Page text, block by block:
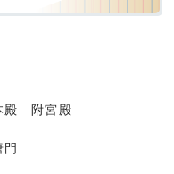
殿 附宮殿